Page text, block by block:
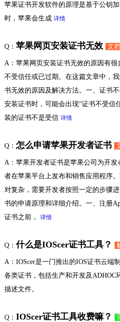
苹果证书开发软件的原理是基于公钥
时，苹果会生成 详情
Q： 苹果网页安装证书无效 文档
A：苹果网页安装证书无效的原因有
不受信任或已过期。在这篇文章中，
书无效的原因及解决方法。一、证书
安装证书时，可能会出现“证书不受信
装的证书不是受信 详情
Q： 怎么申请苹果开发者证书
A：苹果开发者证书是苹果公司为开
者在苹果平台上发布和销售应用程序
对复杂，需要开发者按照一定的步骤
书的申请原理和详细介绍。一、注册
证书之前， 详情
Q：什么是IOScer证书工具？
A：IOScer是一门推出的IOS证书云端
各类证书，包括生产和开发及ADHOC
描述文件。
Q： IOScer证书工具收费嘛？